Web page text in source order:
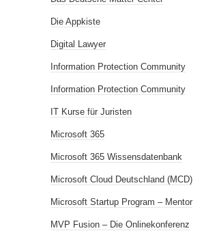
Die Appkiste
Digital Lawyer
Information Protection Community
Information Protection Community
IT Kurse für Juristen
Microsoft 365
Microsoft 365 Wissensdatenbank
Microsoft Cloud Deutschland (MCD)
Microsoft Startup Program – Mentor
MVP Fusion – Die Onlinekonferenz